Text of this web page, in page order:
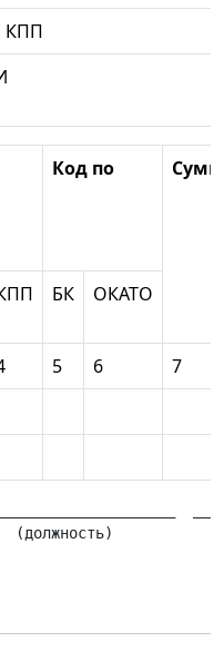
КПП
Код по
БК ОКАТО
5 6 7
(должность)